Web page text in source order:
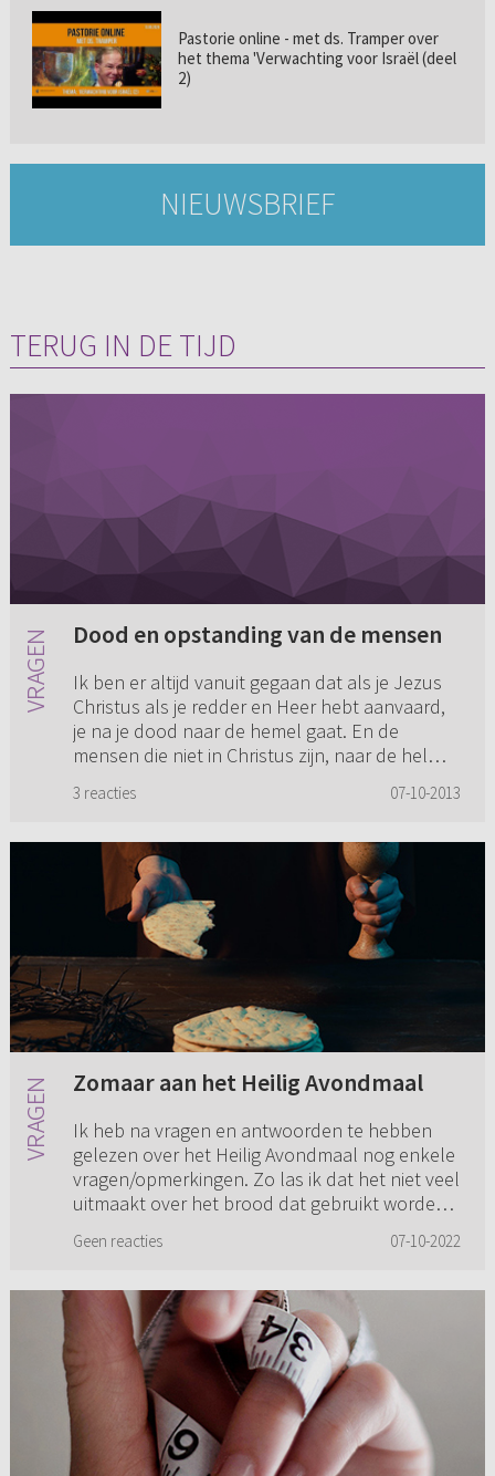
Pastorie online - met ds. Tramper over
het thema 'Verwachting voor Israël (deel
2)
NIEUWSBRIEF
TERUG IN DE TIJD
Dood en opstanding van de mensen
Ik ben er altijd vanuit gegaan dat als je Jezus
Christus als je redder en Heer hebt aanvaard,
je na je dood naar de hemel gaat. En de
mensen die niet in Christus zijn, naar de hel
3 reacties 07-10-2013
Zomaar aan het Heilig Avondmaal
Ik heb na vragen en antwoorden te hebben
gelezen over het Heilig Avondmaal nog enkele
vragen/opmerkingen. Zo las ik dat het niet veel
uitmaakt over het brood dat gebruikt worden,
Geen reacties 07-10-2022